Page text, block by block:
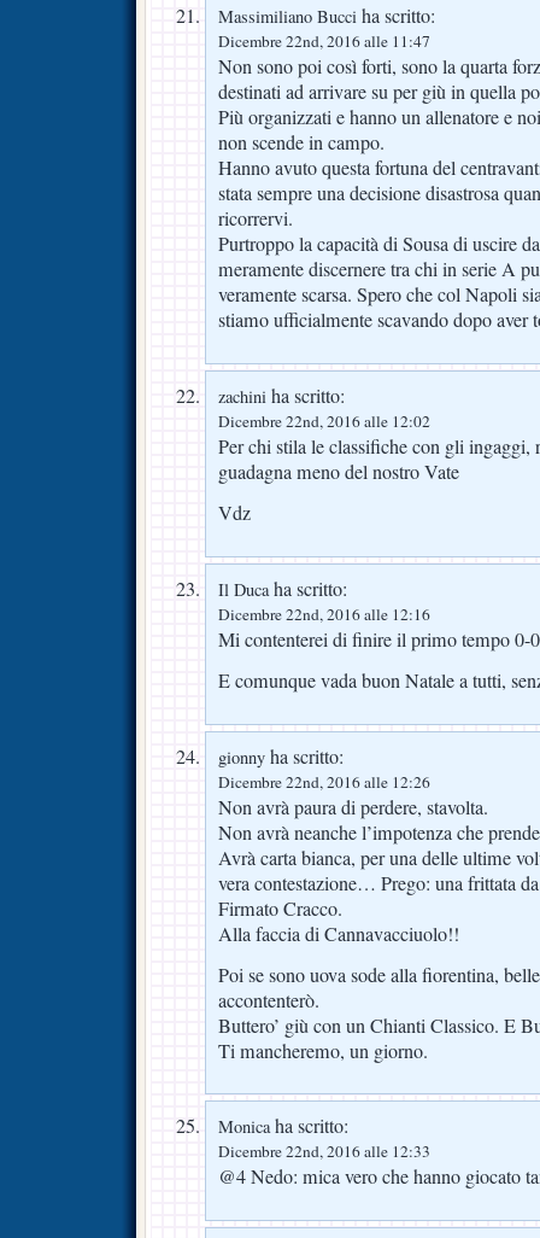
Massimiliano Bucci ha scritto:
Dicembre 22nd, 2016 alle 11:47
Non sono poi così forti, sono la quarta
destinati ad arrivare su per giù in quella
Più organizzati e hanno un allenatore e
non scende in campo.
Hanno avuto questa fortuna del
stata sempre una decisione disastrosa
ricorrervi.
Purtroppo la capacità di Sousa di uscire
meramente discernere tra chi in serie A
veramente scarsa. Spero che col Napoli
stiamo ufficialmente scavando dopo aver
zachini ha scritto:
Dicembre 22nd, 2016 alle 12:02
Per chi stila le classifiche con gli
guadagna meno del nostro Vate
Vdz
Il Ducaha scritto:
Dicembre 22nd, 2016 alle 12:16
Mi contenterei di finire il primo tempo 0-0
E comunque vada buon Natale a tutti,
gionny ha scritto:
Dicembre 22nd, 2016 alle 12:26
Non avrà paura di perdere, stavolta.
Non avrà neanche l’impotenza che
Avrà carta bianca, per una delle ultime
vera contestazione… Prego: una frittata
Firmato Cracco.
Alla faccia di Cannavacciuolo!!
Poi se sono uova sode alla fiorentina,
accontenterò.
Buttero’ giù con un Chianti Classico. E
Ti mancheremo, un giorno.
Monicaha scritto:
Dicembre 22nd, 2016 alle 12:33
@4 Nedo: mica vero che hanno giocato